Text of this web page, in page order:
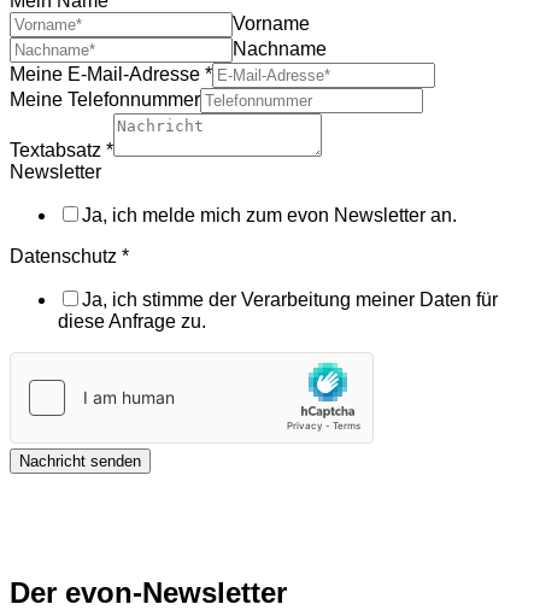
Vorname
Nachname
Meine E-Mail-Adresse *
Meine Telefonnummer
Textabsatz *
Newsletter
Ja, ich melde mich zum evon Newsletter an.
Datenschutz *
Ja, ich stimme der Verarbeitung meiner Daten für
diese Anfrage zu.
Nachricht senden
Der evon-Newsletter